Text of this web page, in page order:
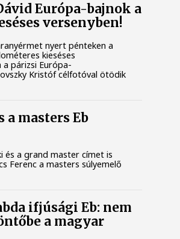
Európa-bajnok a
versenyben!
nyert pénteken a
kieséses
a párizsi Európa-
Kristóf célfotóval ötödik
a masters Eb
és a grand master címet is
Ferenc a masters súlyemelő
ifjúsági Eb: nem
a magyar